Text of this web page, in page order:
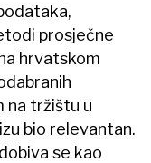
prosječne
hrvatskom
na tržištu u
bio relevantan.
se kao